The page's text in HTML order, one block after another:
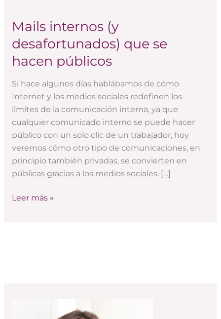
Mails internos (y
desafortunados) que se
hacen públicos
Si hace algunos días hablábamos de cómo
Internet y los medios sociales redefinen los
límites de la comunicación interna, ya que
cualquier comunicado interno se puede hacer
público con un solo clic de un trabajador, hoy
veremos cómo otro tipo de comunicaciones, en
principio también privadas, se convierten en
públicas gracias a los medios sociales. […]
Mails
internos
(y
desafortunados)
se
hacen
públicos
Leer más »